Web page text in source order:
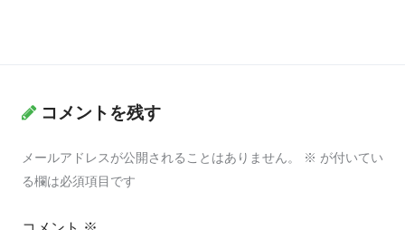
コメントを残す
メールアドレスが公開されることはありません。 ※ が付いてい
る欄は必須項目です